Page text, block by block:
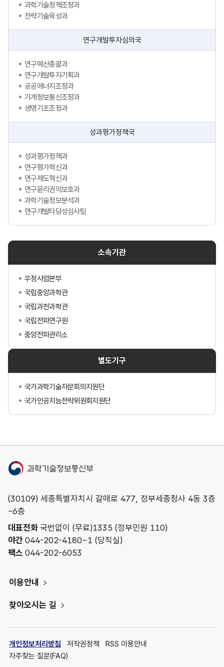
과학기술정책조정과
전략기술육성과
연구개발투자심의국
연구예산총괄과
연구개발투자기획과
공공에너지조정과
기계정보통신조정과
생명기초조정과
성과평가정책국
성과평가정책과
연구평가혁신과
연구제도혁신과
연구윤리권익보호과
과학기술정보분석과
연구개발타당성심사팀
소속기관
우정사업본부
국립중앙과학관
국립과천과학관
국립전파연구원
중앙전파관리소
별도기구
국가과학기술자문회의지원단
국가인공지능전략위원회지원단
과학기술정보통신부
(30109) 세종특별자치시 갈매로 477, 정부세종청사 4동 3층
~6층
대표전화 국번없이 (무료)1335 (정부민원 110)
야간 044-202-4180~1 (당직실)
팩스 044-202-6053
이용안내
찾아오시는 길
개인정보처리방침 저작권정책
RSS 이용안내
자주찾는 질문(FAQ)